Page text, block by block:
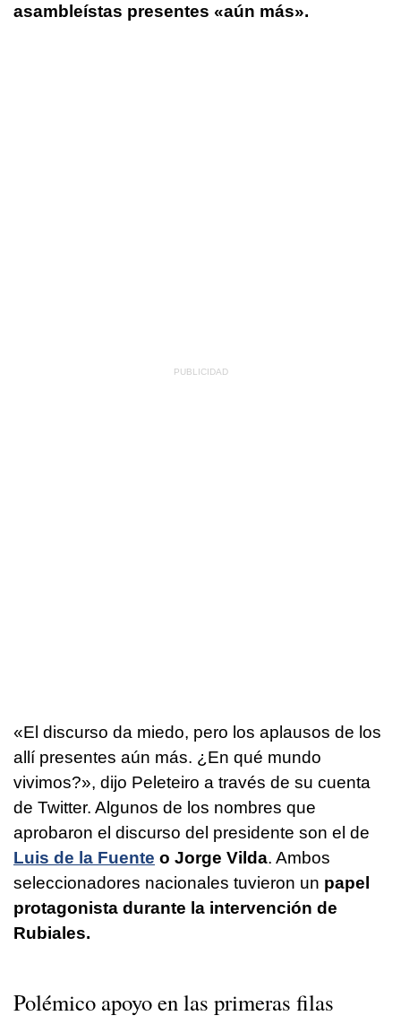
asambleístas presentes «aún más».
«El discurso da miedo, pero los aplausos de los
allí presentes aún más. ¿En qué mundo
vivimos?», dijo Peleteiro a través de su cuenta
de Twitter. Algunos de los nombres que
aprobaron el discurso del presidente son el de
Luis de la Fuente o Jorge Vilda. Ambos
seleccionadores nacionales tuvieron un papel
protagonista durante la intervención de
Rubiales.
Polémico apoyo en las primeras filas